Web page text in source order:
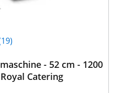
- 52 cm - 1200
Catering